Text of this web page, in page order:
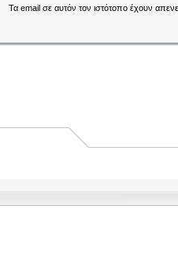
Τα email σε αυτόν τον ιστότοπο έχουν